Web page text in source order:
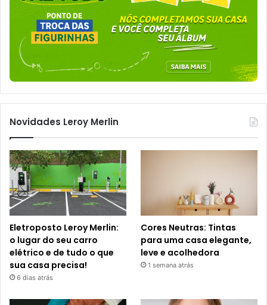
Novidades Leroy Merlin
Eletroposto Leroy Merlin:
o lugar do seu carro
elétrico e de tudo o que
sua casa precisa!
6 dias atrás
Cores Neutras: Tintas
para uma casa elegante,
leve e acolhedora
1 semana atrás